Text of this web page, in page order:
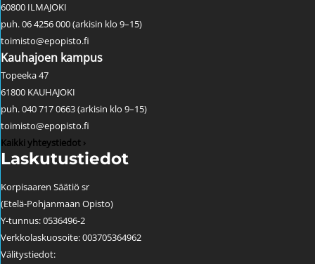
60800 ILMAJOKI
puh. 06 4256 000 (arkisin klo 9–15)
toimisto@epopisto.fi
Kauhajoen kampus
Topeeka 47
61800 KAUHAJOKI
puh. 040 717 0663 (arkisin klo 9–15)
toimisto@epopisto.fi
Kaikki yhteystiedot ›
Laskutustiedot
Korpisaaren Säätiö sr
(Etelä-Pohjanmaan Opisto)
Y-tunnus: 0536496-2
Verkkolaskuosoite: 003705364962
Välitystiedot: